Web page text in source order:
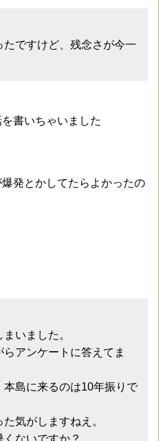
ですけど、残念さが今一
書いちゃいました
発とかしてたらよかったの
いました。
アンケートに答えてま
島に来るのは10年振りで
気がしますねえ。
ないですか？